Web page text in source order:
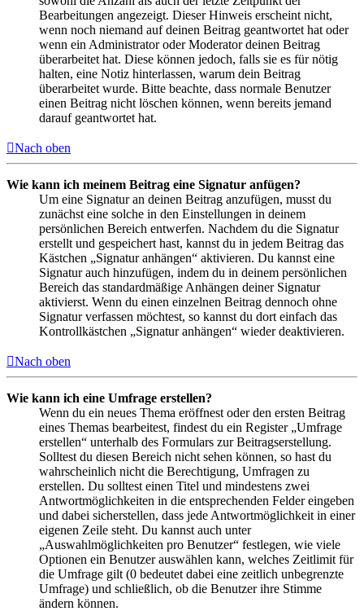
Bearbeitungen angezeigt. Dieser Hinweis erscheint nicht,
wenn noch niemand auf deinen Beitrag geantwortet hat oder
wenn ein Administrator oder Moderator deinen Beitrag
überarbeitet hat. Diese können jedoch, falls sie es für nötig
halten, eine Notiz hinterlassen, warum dein Beitrag
überarbeitet wurde. Bitte beachte, dass normale Benutzer
einen Beitrag nicht löschen können, wenn bereits jemand
darauf geantwortet hat.
Nach oben
Wie kann ich meinem Beitrag eine Signatur anfügen?
Um eine Signatur an deinen Beitrag anzufügen, musst du
zunächst eine solche in den Einstellungen in deinem
persönlichen Bereich entwerfen. Nachdem du die Signatur
erstellt und gespeichert hast, kannst du in jedem Beitrag das
Kästchen „Signatur anhängen“ aktivieren. Du kannst eine
Signatur auch hinzufügen, indem du in deinem persönlichen
Bereich das standardmäßige Anhängen deiner Signatur
aktivierst. Wenn du einen einzelnen Beitrag dennoch ohne
Signatur verfassen möchtest, so kannst du dort einfach das
Kontrollkästchen „Signatur anhängen“ wieder deaktivieren.
Nach oben
Wie kann ich eine Umfrage erstellen?
Wenn du ein neues Thema eröffnest oder den ersten Beitrag
eines Themas bearbeitest, findest du ein Register „Umfrage
erstellen“ unterhalb des Formulars zur Beitragserstellung.
Solltest du diesen Bereich nicht sehen können, so hast du
wahrscheinlich nicht die Berechtigung, Umfragen zu
erstellen. Du solltest einen Titel und mindestens zwei
Antwortmöglichkeiten in die entsprechenden Felder eingeben
und dabei sicherstellen, dass jede Antwortmöglichkeit in einer
eigenen Zeile steht. Du kannst auch unter
„Auswahlmöglichkeiten pro Benutzer“ festlegen, wie viele
Optionen ein Benutzer auswählen kann, welches Zeitlimit für
die Umfrage gilt (0 bedeutet dabei eine zeitlich unbegrenzte
Umfrage) und schließlich, ob die Benutzer ihre Stimme
ändern können.